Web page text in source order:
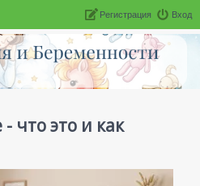
Вход
Регистрация
что это и как